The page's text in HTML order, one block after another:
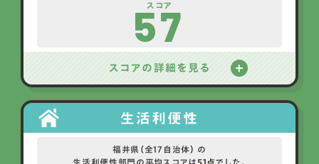
スコア
57
スコアの詳細を見る
生活利便性
福井県（全17自治体） の
生活利便性部門の平均スコアは 51点でした。